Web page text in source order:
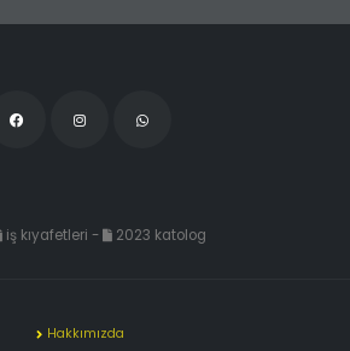
iş kıyafetleri - 2023 katolog
Hakkımızda